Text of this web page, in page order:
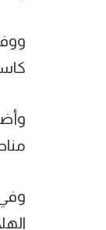
كاستامونو،